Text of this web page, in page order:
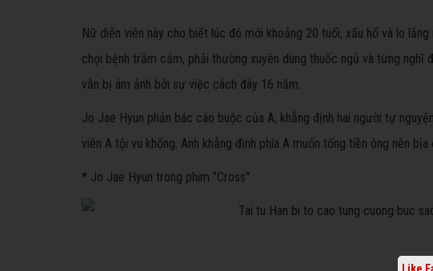
Nữ diễn viên này cho biết lúc đó mới khoảng 20 tuổi, xấu hổ và lo
chọi bệnh trầm cảm, phải thường xuyên dùng thuốc ngủ và từng
vẫn bị ám ảnh bởi sự việc cách đây 16 năm.
Jo Jae Hyun phản bác cáo buộc của A, khẳng định hai người tự
viên A tội vu khống. Anh khẳng định phía A muốn tống tiền ông nên bịa
* Jo Jae Hyun trong phim "Cross"
Like